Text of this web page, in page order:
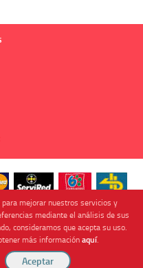
mejorar nuestros servicios y
mediante el análisis de sus
consideramos que acepta su uso.
más informaciónaquí.